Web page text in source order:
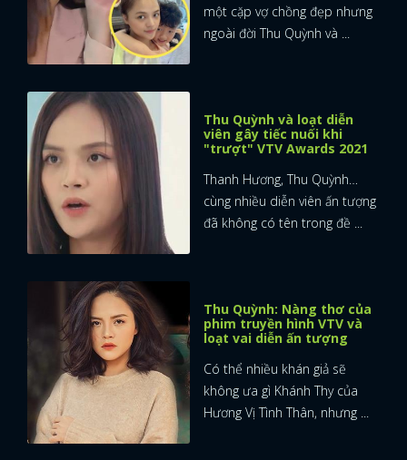
một cặp vợ chồng đẹp nhưng
ngoài đời Thu Quỳnh và ...
Thu Quỳnh và loạt diễn
viên gây tiếc nuối khi
"trượt" VTV Awards 2021
Thanh Hương, Thu Quỳnh…
cùng nhiều diễn viên ấn tượng
đã không có tên trong đề ...
Thu Quỳnh: Nàng thơ của
phim truyền hình VTV và
loạt vai diễn ấn tượng
Có thể nhiều khán giả sẽ
không ưa gì Khánh Thy của
Hương Vị Tình Thân, nhưng ...